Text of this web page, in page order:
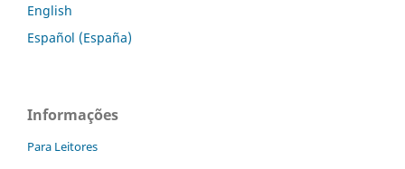
English
Español (España)
Informações
Para Leitores